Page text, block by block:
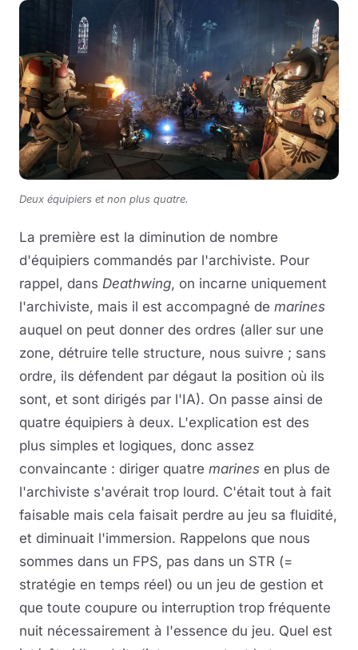
Deux équipiers et non plus quatre.
La première est la diminution de nombre
d'équipiers commandés par l'archiviste. Pour
rappel, dans Deathwing, on incarne uniquement
l'archiviste, mais il est accompagné de marines
auquel on peut donner des ordres (aller sur une
zone, détruire telle structure, nous suivre ; sans
ordre, ils défendent par dégaut la position où ils
sont, et sont dirigés par l'IA). On passe ainsi de
quatre équipiers à deux. L'explication est des
plus simples et logiques, donc assez
convaincante : diriger quatre marines en plus de
l'archiviste s'avérait trop lourd. C'était tout à fait
faisable mais cela faisait perdre au jeu sa fluidité,
et diminuait l'immersion. Rappelons que nous
sommes dans un FPS, pas dans un STR (=
stratégie en temps réel) ou un jeu de gestion et
que toute coupure ou interruption trop fréquente
nuit nécessairement à l'essence du jeu. Quel est